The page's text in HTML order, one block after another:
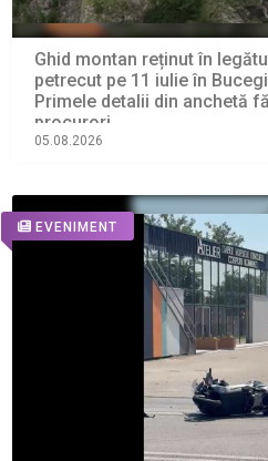
Ghid montan reținut în
petrecut pe 11 iulie în
Primele detalii din anchetă
procurori
05.08.2026
EVENIMENT